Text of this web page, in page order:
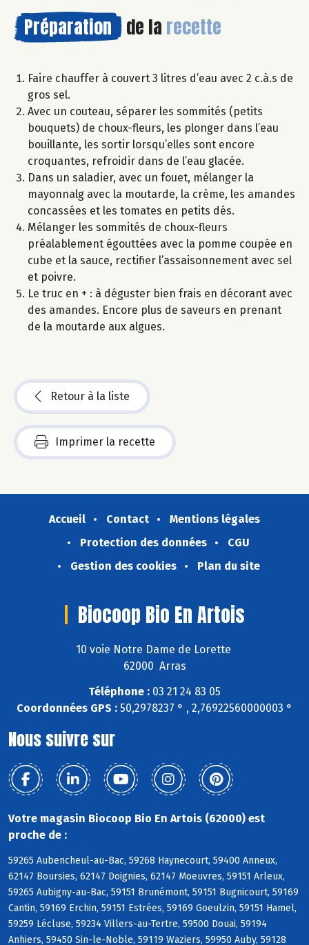
Préparation de la recette
Faire chauffer à couvert 3 litres d’eau avec 2 c.à.s de
gros sel.
Avec un couteau, séparer les sommités (petits
bouquets) de choux-fleurs, les plonger dans l’eau
bouillante, les sortir lorsqu’elles sont encore
croquantes, refroidir dans de l’eau glacée.
Dans un saladier, avec un fouet, mélanger la
mayonnalg avec la moutarde, la crème, les amandes
concassées et les tomates en petits dés.
Mélanger les sommités de choux-fleurs
préalablement égouttées avec la pomme coupée en
cube et la sauce, rectifier l’assaisonnement avec sel
et poivre.
Le truc en + : à déguster bien frais en décorant avec
des amandes. Encore plus de saveurs en prenant
de la moutarde aux algues.
Retour à la liste
Imprimer la recette
Accueil Contact
Mentions légales
Protection des données
CGU
Gestion des cookies
Plan du site
Biocoop Bio En Artois
10 voie Notre Dame de Lorette
62000 Arras
Téléphone : 03 21 24 83 05
Coordonnées GPS : 50,2978237 ° , 2,76922560000003 °
Nous suivre sur
Votre magasin Biocoop Bio En Artois (62000) est
proche de :
59265 Aubencheul-au-Bac, 59268 Haynecourt, 59400 Anneux,
62147 Boursies, 62147 Doignies, 62147 Moeuvres, 59151 Arleux,
59265 Aubigny-au-Bac, 59151 Brunémont, 59151 Bugnicourt, 59169
Cantin, 59169 Erchin, 59151 Estrées, 59169 Goeulzin, 59151 Hamel,
59259 Lécluse, 59234 Villers-au-Tertre, 59500 Douai, 59194
Anhiers, 59450 Sin-le-Noble, 59119 Waziers, 59950 Auby, 59128